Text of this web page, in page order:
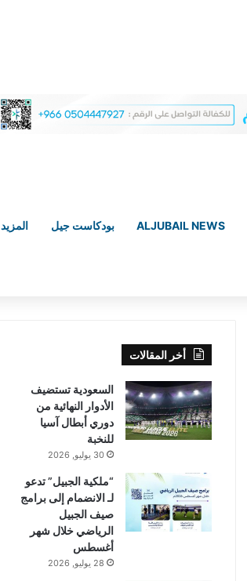
ALJUBAIL NEWS بودكاست جيل المزيد
أخر المقالات
السعودية تستضيف
الأدوار النهائية من
دوري أبطال آسيا
للنخبة
30 يوليو, 2026
“ملكية الجبيل” تدعو
لـ الانضمام إلى برامج
صيف الجبيل
الرياضي خلال شهر
أغسطس
28 يوليو, 2026